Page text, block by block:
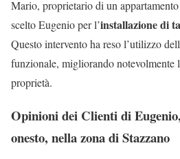
Mario, proprietario di un
scelto Eugenio per l’installazione di
Questo intervento ha reso l’utilizzo
funzionale, migliorando notevolmente
proprietà.
Opinioni dei Clienti di
onesto, nella zona di Stazzano